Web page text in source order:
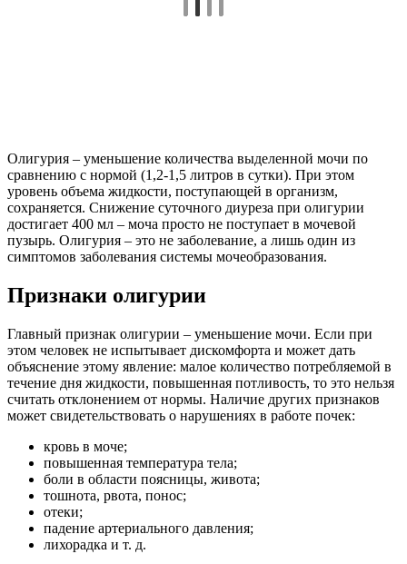
Олигурия – уменьшение количества выделенной мочи по
сравнению с нормой (1,2-1,5 литров в сутки). При этом
уровень объема жидкости, поступающей в организм,
сохраняется. Снижение суточного диуреза при олигурии
достигает 400 мл – моча просто не поступает в мочевой
пузырь. Олигурия – это не заболевание, а лишь один из
симптомов заболевания системы мочеобразования.
Признаки олигурии
Главный признак олигурии – уменьшение мочи. Если при
этом человек не испытывает дискомфорта и может дать
объяснение этому явление: малое количество потребляемой в
течение дня жидкости, повышенная потливость, то это нельзя
считать отклонением от нормы. Наличие других признаков
может свидетельствовать о нарушениях в работе почек:
кровь в моче;
повышенная температура тела;
боли в области поясницы, живота;
тошнота, рвота, понос;
отеки;
падение артериального давления;
лихорадка и т. д.